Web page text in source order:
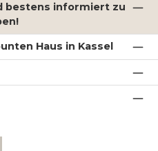
bestens informiert zu
Haus in Kassel